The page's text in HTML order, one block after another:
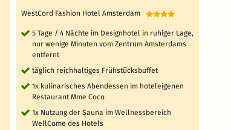
WestCord Fashion Hotel Amsterdam
5 Tage / 4 Nächte im Designhotel in ruhiger Lage,
nur wenige Minuten vom Zentrum Amsterdams
entfernt
täglich reichhaltiges Frühstücksbuffet
1x kulinarisches Abendessen im hoteleigenen
Restaurant Mme Coco
1x Nutzung der Sauna im Wellnessbereich
WellCome des Hotels